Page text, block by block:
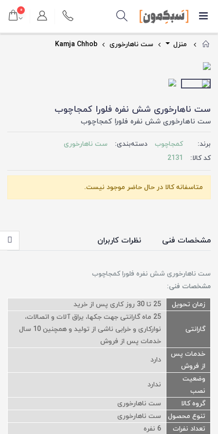
۰
منزل ست ناهارخوری Kamja Chhob
ست ناهارخوری شش نفره فلورا کمجاچوب
ست ناهارخوری شش نفره فلورا کمجاچوب
برند: کمجاچوب دسته‌بندی:
ست ناهارخوری
کد کالا:
2131
متاسفانه کالا در حال حاضر موجود نیست.
مشخصات فنی نظرات کاربران
ست ناهارخوری شش نفره فلورا کمجاچوب
مشخصات فنی:
زمان تحویل
25 تا 30 روز کاری پس از خرید
گارانتی
25 ماه گارانتی جهت جکها، یراق آلات و اتصالات،
نوارکاری و خرابی ناشی از تولید و همچنین 10 سال
خدمات پس از فروش
خدمات پس
از فروش
دارد
وضعیت
نصب
ندارد
گروه کالا
ست ناهارخوری
تنوع محصول
ست ناهارخوری
تعداد نفرات
6 نفره